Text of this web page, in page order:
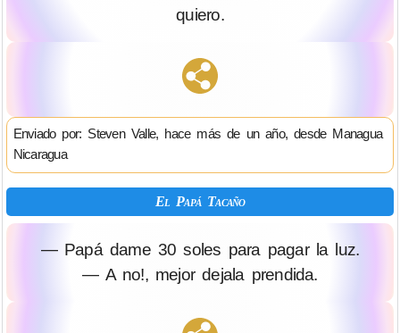
quiero.
Enviado por: Steven Valle, hace más de un año, desde Managua
Nicaragua
El Papá Tacaño
— Papá dame 30 soles para pagar la luz.
— A no!, mejor dejala prendida.